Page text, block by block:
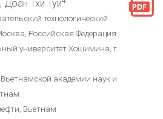
, Доан Тхи Туи
технологический
Российская Федерация
университет Хошимина, г.
академии наук и
Вьетнам